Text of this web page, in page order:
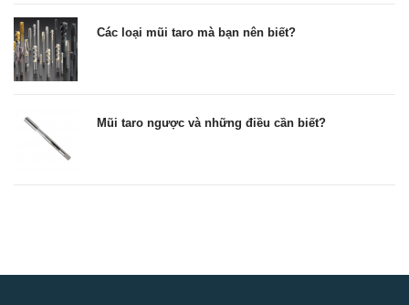
Các loại mũi taro mà bạn nên biết?
Mũi taro ngược và những điều cần biết?